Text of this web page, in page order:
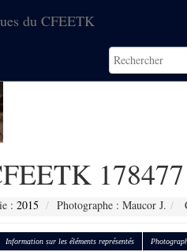
du CFEETK
178477
: 2015 Photographe : Maucor J.
Information sur les éléments représentés